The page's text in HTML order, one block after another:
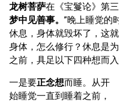
龙树菩萨在《宝鬘论》第
梦中见善事。 ”晚上睡觉的
休息，身体就毁坏了，这
身体，怎么修行？休息是
之前，具足以下四种想而
一是要正念想而睡。从开
始睡觉一直到睡着之前，